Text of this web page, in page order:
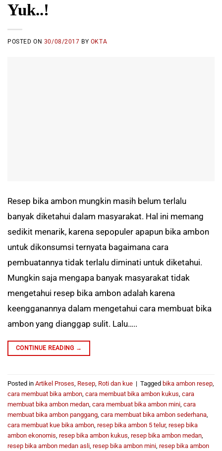
Yuk..!
POSTED ON 30/08/2017 BY OKTA
Resep bika ambon mungkin masih belum terlalu
banyak diketahui dalam masyarakat. Hal ini memang
sedikit menarik, karena sepopuler apapun bika ambon
untuk dikonsumsi ternyata bagaimana cara
pembuatannya tidak terlalu diminati untuk diketahui.
Mungkin saja mengapa banyak masyarakat tidak
mengetahui resep bika ambon adalah karena
keengganannya dalam mengetahui cara membuat bika
ambon yang dianggap sulit. Lalu…..
CONTINUE READING →
Posted in Artikel Proses, Resep, Roti dan kue | Tagged bika ambon resep,
cara membuat bika ambon, cara membuat bika ambon kukus, cara
membuat bika ambon medan, cara membuat bika ambon mini, cara
membuat bika ambon panggang, cara membuat bika ambon sederhana,
cara membuat kue bika ambon, resep bika ambon 5 telur, resep bika
ambon ekonomis, resep bika ambon kukus, resep bika ambon medan,
resep bika ambon medan asli, resep bika ambon mini, resep bika ambon